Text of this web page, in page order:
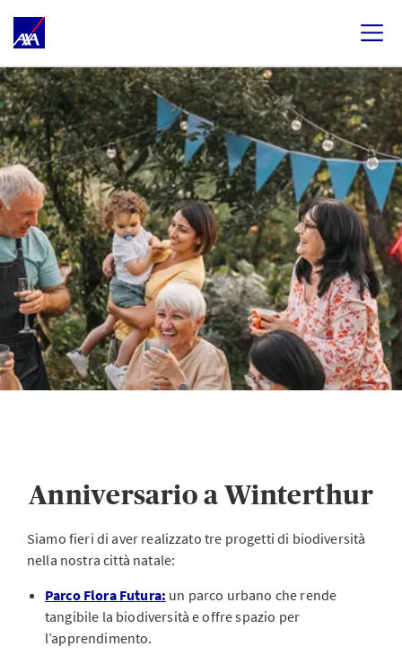
Anniversario a Winterthur
Siamo fieri di aver realizzato tre progetti di biodiversità
nella nostra città natale:
Parco Flora Futura: un parco urbano che rende
tangibile la biodiversità e offre spazio per
l’apprendimento.